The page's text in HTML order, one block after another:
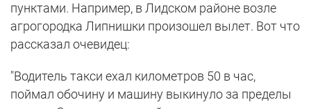
пунктами. Например, в Лидском районе возле
агрогородка Липнишки произошел вылет. Вот что
рассказал очевидец:
"Водитель такси ехал километров 50 в час,
поймал обочину и машину выкинуло за пределы